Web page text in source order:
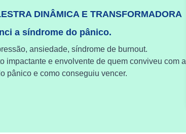
DINÂMICA E TRANSFORMADORA
a síndrome do pânico.
ansiedade, síndrome de burnout.
impactante e envolvente de quem conviveu com a
pânico e como conseguiu vencer.